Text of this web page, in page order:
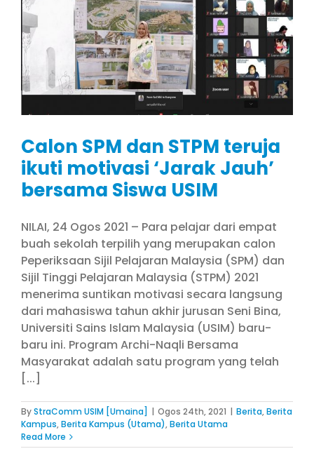
Calon SPM dan STPM teruja
ikuti motivasi ‘Jarak Jauh’
bersama Siswa USIM
NILAI, 24 Ogos 2021 – Para pelajar dari empat
buah sekolah terpilih yang merupakan calon
Peperiksaan Sijil Pelajaran Malaysia (SPM) dan
Sijil Tinggi Pelajaran Malaysia (STPM) 2021
menerima suntikan motivasi secara langsung
dari mahasiswa tahun akhir jurusan Seni Bina,
Universiti Sains Islam Malaysia (USIM) baru-
baru ini. Program Archi-Naqli Bersama
Masyarakat adalah satu program yang telah
[...]
ByStraComm USIM [Umaina] | Ogos 24th, 2021 | Berita,Berita
Kampus,Berita Kampus (Utama),Berita Utama
Read More